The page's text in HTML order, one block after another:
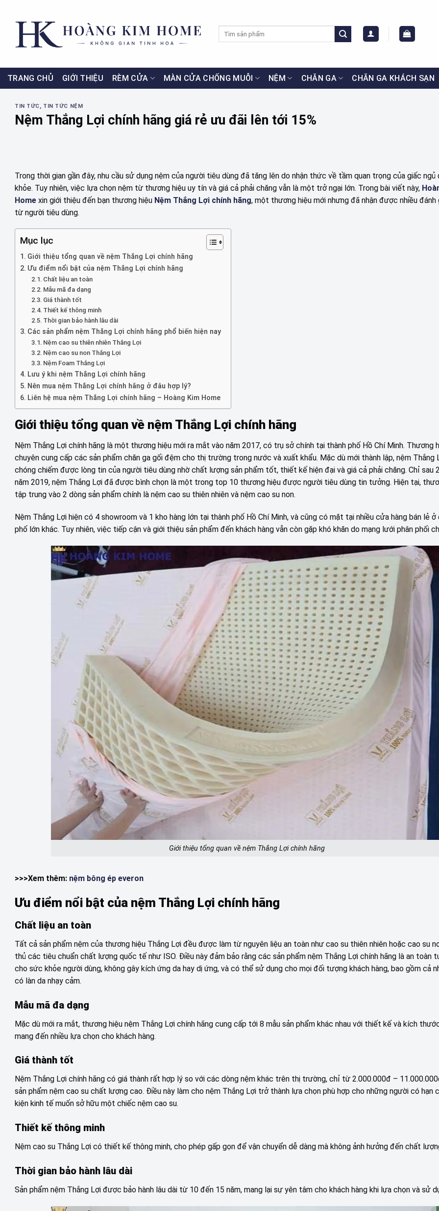
TRANG CHỦ GIỚI THIỆU RÈM CỬA MÀN CỬA CHỐNG MUỖI NỆM CHĂN GA CHĂN GA KHÁCH SẠN
TIN TỨC, TIN TỨC NỆM
Nệm Thắng Lợi chính hãng giá rẻ ưu đãi lên tới 15%
Trong thời gian gần đây, nhu cầu sử dụng nệm của người tiêu dùng đã tăng lên do nhận thức về tầm quan trọng của giấc ngủ
khỏe. Tuy nhiên, việc lựa chọn nệm từ thương hiệu uy tín và giá cả phải chăng vẫn là một trở ngại lớn. Trong bài viết này,
Home xin giới thiệu đến bạn thương hiệu Nệm Thắng Lợi chính hãng, một thương hiệu mới nhưng đã nhận được nhiều
từ người tiêu dùng.
Mục lục
Giới thiệu tổng quan về nệm Thắng Lợi chính hãng
Ưu điểm nổi bật của nệm Thắng Lợi chính hãng
Chất liệu an toàn
Mẫu mã đa dạng
Giá thành tốt
Thiết kế thông minh
Thời gian bảo hành lâu dài
Các sản phẩm nệm Thắng Lợi chính hãng phổ biến hiện nay
Nệm cao su thiên nhiên Thắng Lợi
Nệm cao su non Thắng Lợi
Nệm Foam Thắng Lợi
Lưu ý khi nệm Thắng Lợi chính hãng
Nên mua nệm Thắng Lợi chính hãng ở đâu hợp lý?
Liên hệ mua nệm Thắng Lợi chính hãng – Hoàng Kim Home
Giới thiệu tổng quan về nệm Thắng Lợi chính hãng
Nệm Thắng Lợi chính hãng là một thương hiệu mới ra mắt vào năm 2017, có trụ sở chính tại thành phố Hồ Chí Minh. Thương
chuyên cung cấp các sản phẩm chăn ga gối đệm cho thị trường trong nước và xuất khẩu. Mặc dù mới thành lập, nệm Thắng
chóng chiếm được lòng tin của người tiêu dùng nhờ chất lượng sản phẩm tốt, thiết kế hiện đại và giá cả phải chăng. Chỉ sau
năm 2019, nệm Thắng Lợi đã được bình chọn là một trong top 10 thương hiệu được người tiêu dùng tin tưởng. Hiện tại,
tập trung vào 2 dòng sản phẩm chính là nệm cao su thiên nhiên và nệm cao su non.
Nệm Thắng Lợi hiện có 4 showroom và 1 kho hàng lớn tại thành phố Hồ Chí Minh, và cũng có mặt tại nhiều cửa hàng bán lẻ
phố lớn khác. Tuy nhiên, việc tiếp cận và giới thiệu sản phẩm đến khách hàng vẫn còn gặp khó khăn do mạng lưới phân phối
Giới thiệu tổng quan về nệm Thắng Lợi chính hãng
>>>Xem thêm: nệm bông ép everon
Ưu điểm nổi bật của nệm Thắng Lợi chính hãng
Chất liệu an toàn
Tất cả sản phẩm nệm của thương hiệu Thắng Lợi đều được làm từ nguyên liệu an toàn như cao su thiên nhiên hoặc cao su
thủ các tiêu chuẩn chất lượng quốc tế như ISO. Điều này đảm bảo rằng các sản phẩm nệm Thắng Lợi chính hãng là an toàn
cho sức khỏe người dùng, không gây kích ứng da hay dị ứng, và có thể sử dụng cho mọi đối tượng khách hàng, bao gồm cả
có làn da nhạy cảm.
Mẫu mã đa dạng
Mặc dù mới ra mắt, thương hiệu nệm Thắng Lợi chính hãng cung cấp tới 8 mẫu sản phẩm khác nhau với thiết kế và kích
mang đến nhiều lựa chọn cho khách hàng.
Giá thành tốt
Nệm Thắng Lợi chính hãng có giá thành rất hợp lý so với các dòng nệm khác trên thị trường, chỉ từ 2.000.000đ –
sản phẩm nệm cao su chất lượng cao. Điều này làm cho nệm Thắng Lợi trở thành lựa chọn phù hợp cho những người có hạn
kiện kinh tế muốn sở hữu một chiếc nệm cao su.
Thiết kế thông minh
Nệm cao su Thắng Lợi có thiết kế thông minh, cho phép gấp gọn để vận chuyển dễ dàng mà không ảnh hưởng đến chất
Thời gian bảo hành lâu dài
Sản phẩm nệm Thắng Lợi được bảo hành lâu dài từ 10 đến 15 năm, mang lại sự yên tâm cho khách hàng khi lựa chọn và sử